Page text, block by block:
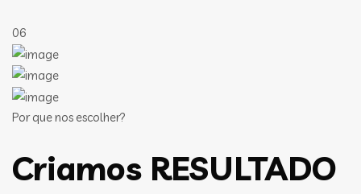
06
Por que nos escolher?
Criamos RESULTADO